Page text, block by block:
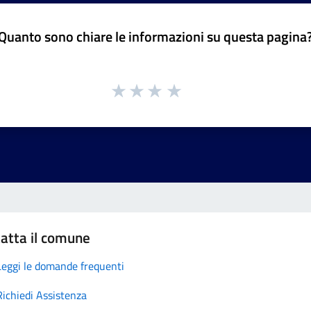
sono chiare le informazioni su questa
il comune
le domande frequenti
Assistenza